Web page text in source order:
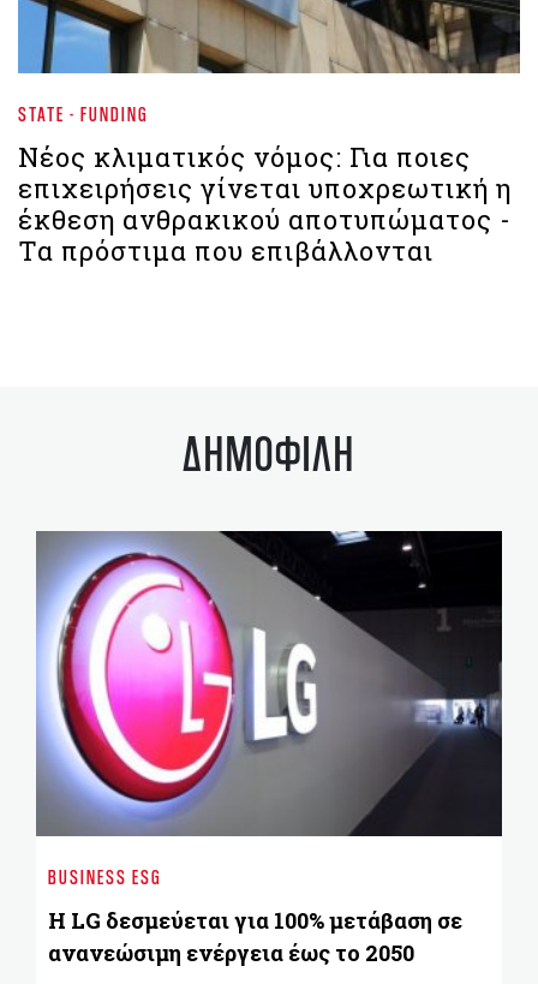
STATE - FUNDING
Νέος κλιματικός νόμος: Για ποιες
επιχειρήσεις γίνεται υποχρεωτική η
έκθεση ανθρακικού αποτυπώματος -
Τα πρόστιμα που επιβάλλονται
ΔΗΜΟΦΙΛΗ
BUSINESS ESG
H LG δεσμεύεται για 100% μετάβαση σε
ανανεώσιμη ενέργεια έως το 2050